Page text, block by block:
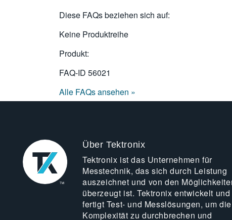
Diese FAQs beziehen sich auf:
Keine Produktreihe
Produkt:
FAQ-ID 56021
Alle FAQs ansehen »
Über Tektronix
Tektronix ist das Unternehmen für
Messtechnik, das sich durch Leistung
auszeichnet und von den
überzeugt ist. Tektronix entwickelt und
fertigt Test- und Messlösungen, um die
Komplexität zu durchbrechen und